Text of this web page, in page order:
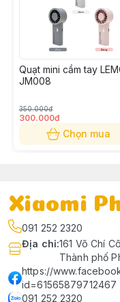
Quạt mini cầm tay
JM008
350.000đ
300.000đ
Chọn mua
Xiaomi
091 252 2320
Địa chỉ:161 Võ Chí
Thành phố
https://
id=61565879712467
091 252 2320